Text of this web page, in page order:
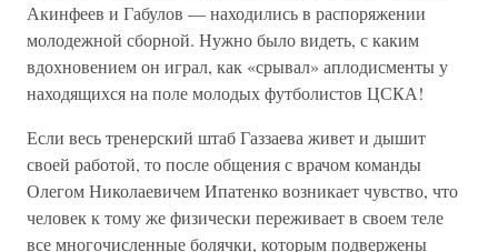
Акинфеев и Габулов — находились в распоряжении
молодежной сборной. Нужно было видеть, с каким
вдохновением он играл, как «срывал» аплодисменты у
находящихся на поле молодых футболистов ЦСКА!
Если весь тренерский штаб Газзаева живет и дышит
своей работой, то после общения с врачом команды
Олегом Николаевичем Ипатенко возникает чувство, что
человек к тому же физически переживает в своем теле
все многочисленные болячки, которым подвержены